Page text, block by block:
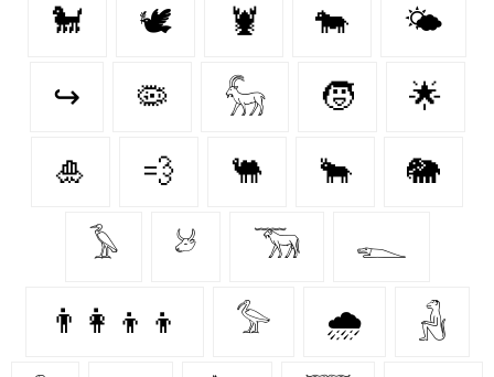
🐩 🕊 🦞 🐄 🌤️
↪ 🦠 𓃵 🧒 🌟
🎍 💨 🐫 🐂 🐘
𓅥 𓃾 𓃝 𓆍
👨‍👩‍👦‍👦 𓅞 🌧️ 𓃻